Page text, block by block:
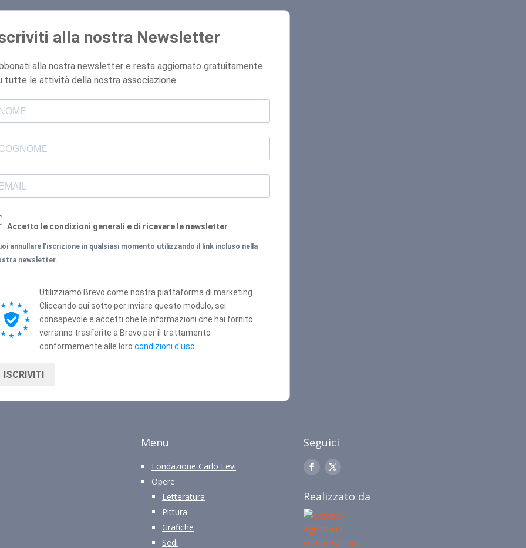
alla nostra Newsletter
alla nostra newsletter e resta aggiornato gratuitamente
tutte le attività della nostra associazione.
Accetto le condizioni generali e di ricevere le newsletter
annullare l'iscrizione in qualsiasi momento utilizzando il link incluso nella
newsletter.
Utilizziamo Brevo come nostra piattaforma di marketing.
Cliccando qui sotto per inviare questo modulo, sei
consapevole e accetti che le informazioni che hai fornito
verranno trasferite a Brevo per il trattamento
conformemente alle loro condizioni d'uso
ISCRIVITI
Menu
Fondazione Carlo Levi
Opere
Letteratura
Pittura
Grafiche
Sedi
Seguici
Realizzato da